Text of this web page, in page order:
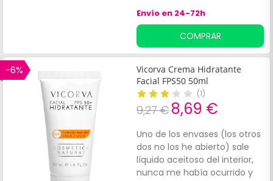
propiedades que ayudan a
calmar la irritación y picor
que se generan en estos
tipos de piel.
Envío en 24-72h
COMPRAR
-6%
Vicorva Crema Hidratante
Facial FPS50 50ml
(1)
9,27 € 8,69 €
Uno de los envases (los otros
dos no los he abierto) sale
líquido aceitoso del interior,
nunca me había ocurrido y